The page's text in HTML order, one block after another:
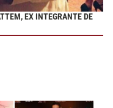
EX INTEGRANTE DE